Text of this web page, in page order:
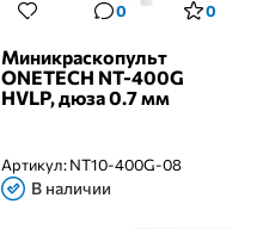
0 0
Миникраскопульт
ONETECH NT-400G
HVLP, дюза 0.7 мм
Артикул:NT10-400G-08
В наличии